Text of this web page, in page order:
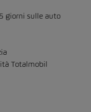
giorni sulle auto
Totalmobil